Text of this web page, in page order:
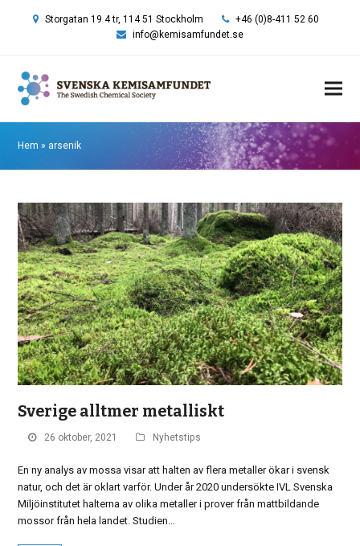
Storgatan 19 4 tr, 114 51 Stockholm
+46 (0)8-411 52 60
info@kemisamfundet.se
Hem » arsenik
Sverige alltmer metalliskt
26 oktober, 2021 Nyhetstips
En ny analys av mossa visar att halten av flera metaller ökar i svensk
natur, och det är oklart varför. Under år 2020 undersökte IVL Svenska
Miljöinstitutet halterna av olika metaller i prover från mattbildande
mossor från hela landet. Studien…